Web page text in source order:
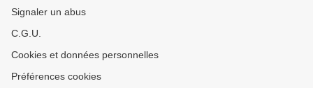
Signaler un abus
C.G.U.
Cookies et données personnelles
Préférences cookies